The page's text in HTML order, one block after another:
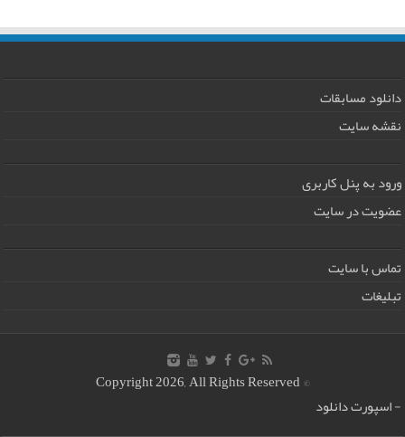
دانلود مسابقات
نقشه سایت
ورود به پنل کاربری
عضویت در سایت
تماس با سایت
تبلیغات
© Copyright 2026, All Rights Reserved
-اسپورت دانلود